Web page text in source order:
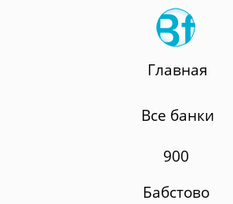
Главная
Все банки
900
Бабстово